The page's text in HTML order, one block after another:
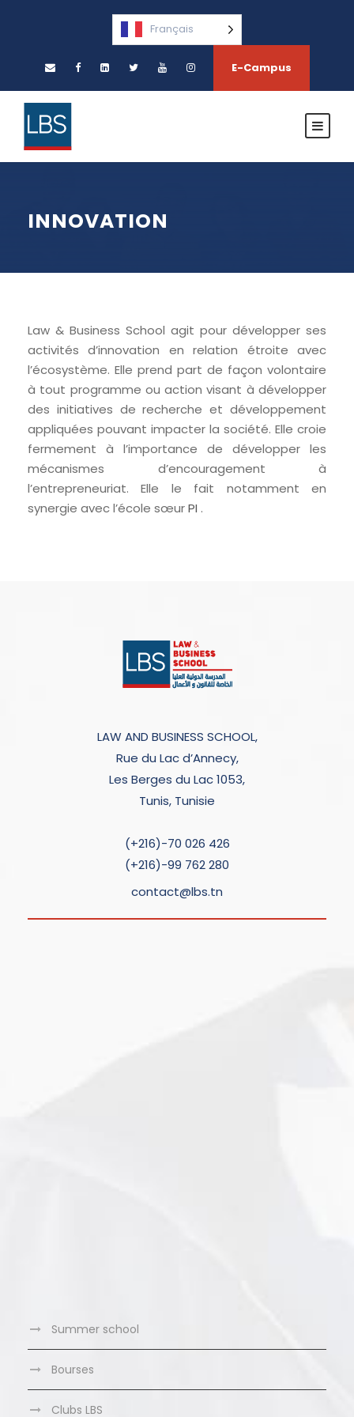
Français
E-Campus
INNOVATION
Law & Business School agit pour développer ses
activités d’innovation en relation étroite avec
l’écosystème. Elle prend part de façon volontaire
à tout programme ou action visant à développer
des initiatives de recherche et développement
appliquées pouvant impacter la société. Elle croie
fermement à l’importance de développer les
mécanismes d’encouragement à
l’entrepreneuriat. Elle le fait notamment en
synergie avec l’école sœurPI .
LAW AND BUSINESS SCHOOL,
Rue du Lac d’Annecy,
Les Berges du Lac 1053,
Tunis, Tunisie
(+216)-70 026 426
(+216)-99 762 280
contact@lbs.tn
Summer school
Bourses
Clubs LBS